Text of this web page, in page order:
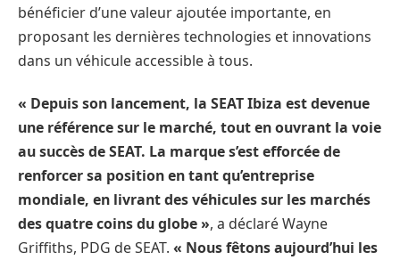
bénéficier d’une valeur ajoutée importante, en
proposant les dernières technologies et innovations
dans un véhicule accessible à tous.
« Depuis son lancement, la SEAT Ibiza est devenue
une référence sur le marché, tout en ouvrant la voie
au succès de SEAT. La marque s’est efforcée de
renforcer sa position en tant qu’entreprise
mondiale, en livrant des véhicules sur les marchés
des quatre coins du globe », a déclaré Wayne
Griffiths, PDG de SEAT. « Nous fêtons aujourd’hui les